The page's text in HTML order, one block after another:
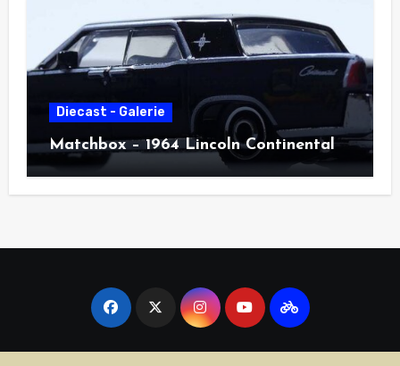
Diecast - Galerie
Matchbox – 1964 Lincoln Continental